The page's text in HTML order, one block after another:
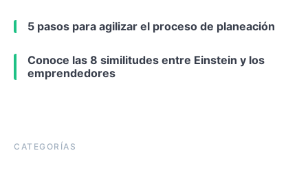
5 pasos para agilizar el proceso de planeación
Conoce las 8 similitudes entre Einstein y los
emprendedores
CATEGORÍAS